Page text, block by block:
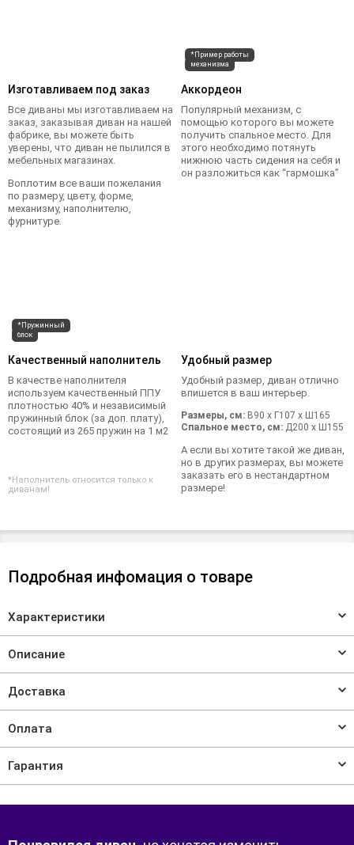
Изготавливаем под заказ
Все диваны мы изготавливаем на
заказ, заказывая диван на нашей
фабрике, вы можете быть
уверены, что диван не пылился в
мебельных магазинах.
Воплотим все ваши пожелания
по размеру, цвету, форме,
механизму, наполнителю,
фурнитуре.
*Пример работы
механизма
Аккордеон
Популярный механизм, с
помощью которого вы можете
получить спальное место. Для
этого необходимо потянуть
нижнюю часть сидения на себя и
он разложиться как “гармошка”
*Пружинный
блок
Качественный наполнитель
В качестве наполнителя
используем качественный ППУ
плотностью 40% и независимый
пружинный блок (за доп. плату),
состоящий из 265 пружин на 1 м2
*Наполнитель относится только к
диванам!
Удобный размер
Удобный размер, диван отлично
впишется в ваш интерьер.
Размеры, см: В90 x Г107 x Ш165
Спальное место, см: Д200 x Ш155
А если вы хотите такой же диван,
но в других размерах, вы можете
заказать его в нестандартном
размере!
Подробная инфомация о товаре
Характеристики
Описание
Доставка
Оплата
Гарантия